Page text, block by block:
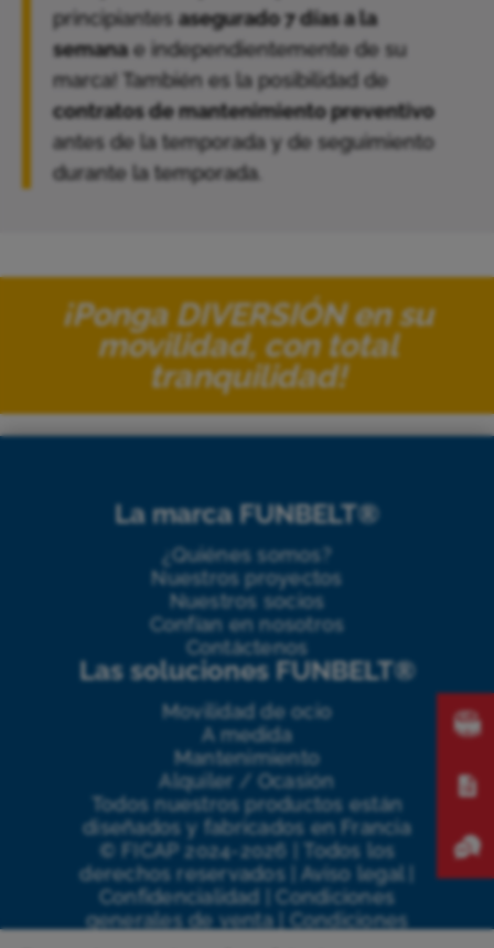
principiantesasegurado 7 días a la
semanae independientemente de su
marca! También es la posibilidad de
contratos de mantenimiento preventivo
antes de la temporada y de seguimiento
durante la temporada.
¡Ponga DIVERSIÓN en su
movilidad, con total
tranquilidad!
La marca FUNBELT®
¿Quiénes somos?
Nuestros proyectos
Nuestros socios
Confían en nosotros
Contáctenos
Las soluciones FUNBELT®
Movilidad de ocio
A medida
Mantenimiento
Alquiler / Ocasión
Todos nuestros productos están
diseñados y fabricados en Francia
© FICAP 2024-2026
Todos los
derechos reservados| Aviso legal
Confidencialidad |Condiciones
generales de venta| Condiciones